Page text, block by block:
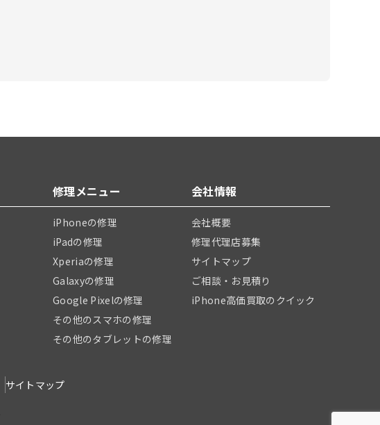
修理メニュー
iPhoneの修理
iPadの修理
Xperiaの修理
Galaxyの修理
Google Pixelの修理
その他のスマホの修理
その他のタブレットの修理
会社情報
会社概要
修理代理店募集
サイトマップ
ご相談・お見積り
iPhone高価買取のクイック
サイトマップ